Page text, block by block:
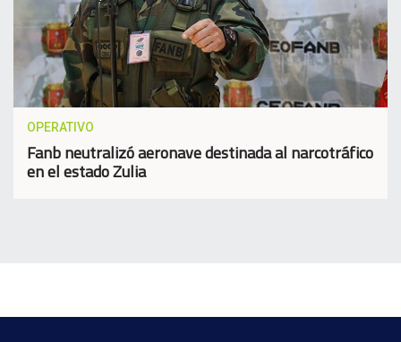
OPERATIVO
Fanb neutralizó aeronave destinada al narcotráfico
en el estado Zulia